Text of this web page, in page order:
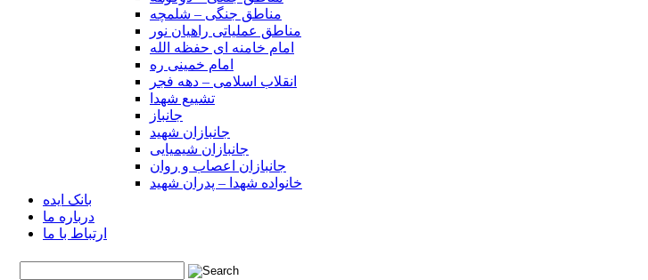
مناطق جنگی – شلمچه
مناطق عملیاتی راهیان نور
امام خامنه ای حفظه الله
امام خمینی ره
انقلاب اسلامی – دهه فجر
تشییع شهدا
جانباز
جانبازان شهید
جانبازان شیمیایی
جانبازان اعصاب و روان
خانواده شهدا – پدران شهید
بانک ایده
درباره ما
ارتباط با ما